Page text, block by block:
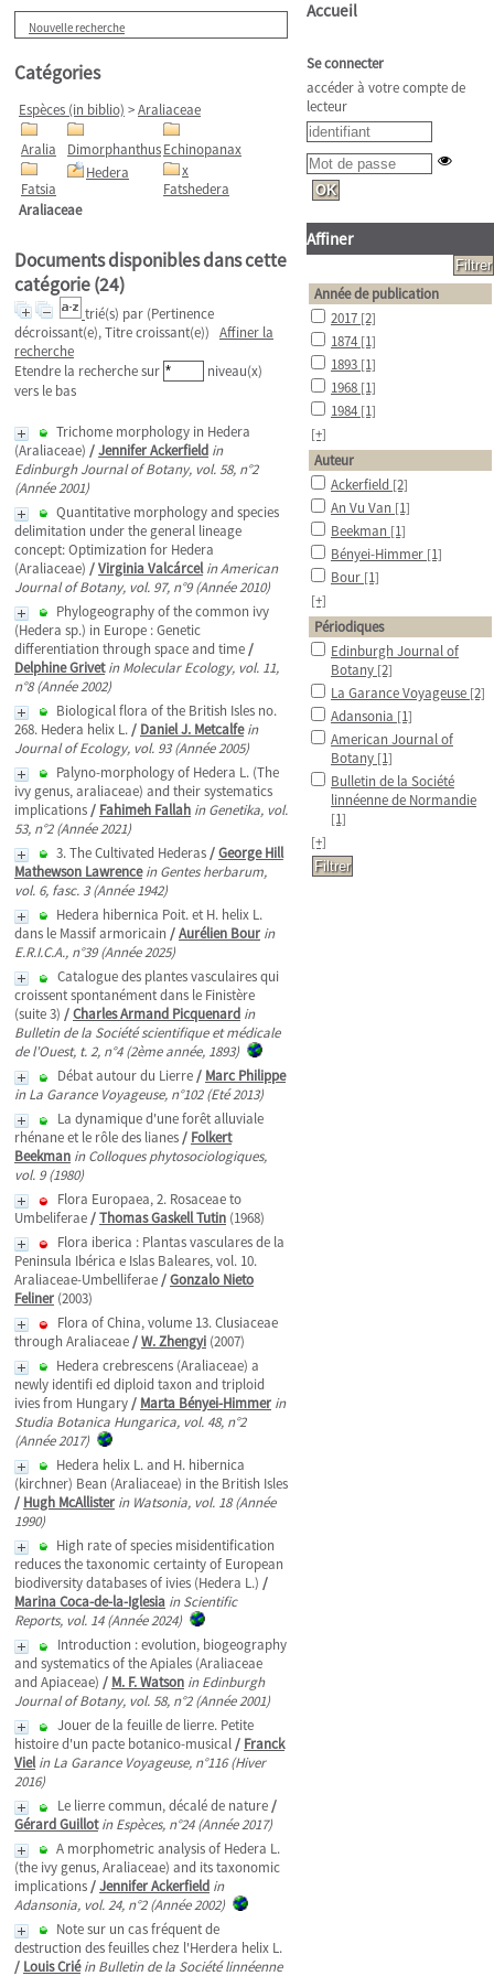
Nouvelle recherche
Catégories
Espèces (in biblio) >Araliaceae
Aralia DimorphanthusEchinopanax
Fatsia
Hedera
x
Fatshedera
Araliaceae
Documents disponibles dans cette
catégorie (24)
trié(s) par (Pertinence
décroissant(e), Titre croissant(e)) Affiner la
recherche
Etendre la recherche sur
niveau(x)
vers le bas
Trichome morphology in Hedera
(Araliaceae) /Jennifer Ackerfield in
Edinburgh Journal of Botany, vol. 58, n°2
(Année 2001)
Quantitative morphology and species
delimitation under the general lineage
concept: Optimization for Hedera
(Araliaceae) /Virginia Valcárcel in American
Journal of Botany, vol. 97, n°9 (Année 2010)
Phylogeography of the common ivy
(Hedera sp.) in Europe : Genetic
differentiation through space and time/
Delphine Grivet in Molecular Ecology, vol. 11,
n°8 (Année 2002)
Biological flora of the British Isles no.
268. Hedera helix L./ Daniel J. Metcalfe in
Journal of Ecology, vol. 93 (Année 2005)
Palyno-morphology of Hedera L. (The
ivy genus, araliaceae) and their systematics
implications/ Fahimeh Fallah in Genetika, vol.
53, n°2 (Année 2021)
3. The Cultivated Hederas/George Hill
Mathewson Lawrence in Gentes herbarum,
vol. 6, fasc. 3 (Année 1942)
Hedera hibernica Poit. et H. helix L.
dans le Massif armoricain /Aurélien Bour in
E.R.I.C.A., n°39 (Année 2025)
Catalogue des plantes vasculaires qui
croissent spontanément dans le Finistère
(suite 3) /Charles Armand Picquenard in
Bulletin de la Société scientifique et médicale
de l'Ouest, t. 2, n°4 (2ème année, 1893)
Débat autour du Lierre/ Marc Philippe
in La Garance Voyageuse, n°102 (Eté 2013)
La dynamique d'une forêt alluviale
rhénane et le rôle des lianes/ Folkert
Beekman in Colloques phytosociologiques,
vol. 9 (1980)
Flora Europaea, 2. Rosaceae to
Umbeliferae/Thomas Gaskell Tutin (1968)
Flora iberica : Plantas vasculares de la
Peninsula Ibérica e Islas Baleares, vol. 10.
Araliaceae-Umbelliferae/Gonzalo Nieto
Feliner (2003)
Flora of China, volume 13. Clusiaceae
through Araliaceae/W. Zhengyi (2007)
Hedera crebrescens (Araliaceae) a
newly identifi ed diploid taxon and triploid
ivies from Hungary/ Marta Bényei-Himmer in
Studia Botanica Hungarica, vol. 48, n°2
(Année 2017)
Hedera helix L. and H. hibernica
(kirchner) Bean (Araliaceae) in the British Isles
/ Hugh McAllister in Watsonia, vol. 18 (Année
1990)
High rate of species misidentification
reduces the taxonomic certainty of European
biodiversity databases of ivies (Hedera L.) /
Marina Coca-de-la-Iglesia in Scientific
Reports, vol. 14 (Année 2024)
Introduction : evolution, biogeography
and systematics of the Apiales (Araliaceae
and Apiaceae) / M. F. Watson in Edinburgh
Journal of Botany, vol. 58, n°2 (Année 2001)
Jouer de la feuille de lierre. Petite
histoire d'un pacte botanico-musical/ Franck
Viel in La Garance Voyageuse, n°116 (Hiver
2016)
Le lierre commun, décalé de nature/
Gérard Guillot in Espèces, n°24 (Année 2017)
A morphometric analysis of Hedera L.
(the ivy genus, Araliaceae) and its taxonomic
implications/Jennifer Ackerfield in
Adansonia, vol. 24, n°2 (Année 2002)
Note sur un cas fréquent de
destruction des feuilles chez l'Herdera helix L.
/ Louis Crié in Bulletin de la Société linnéenne
Accueil
Se connecter
accéder à votre compte de
lecteur
Affiner
Année de publication
2017 [2]
1874 [1]
1893 [1]
1968 [1]
1984 [1]
[+]
Auteur
Ackerfield [2]
An Vu Van [1]
Beekman [1]
Bényei-Himmer [1]
Bour [1]
[+]
Périodiques
Edinburgh Journal of
Botany [2]
La Garance Voyageuse [2]
Adansonia [1]
American Journal of
Botany [1]
Bulletin de la Société
linnéenne de Normandie
[1]
[+]